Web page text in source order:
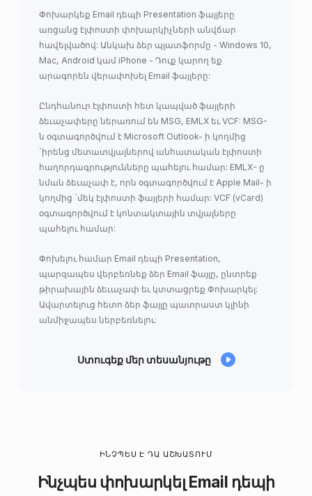
Փոխարկեք Email դեպի Presentation ֆայլերը
առցանց էլփոստի փոխարկիչների անվճար
հավելվածով: Անկախ ձեր պլատֆորմը - Windows 10,
Mac, Android կամ iPhone - Դուք կարող եք
արագորեն վերափոխել Email ֆայլերը:
Ընդհանուր էլփոստի հետ կապված ֆայլերի
ձեւաչափերը ներառում են MSG, EMLX եւ VCF: MSG-
ն օգտագործվում է Microsoft Outlook- ի կողմից
`իրենց մետատվյալներով անհատական ​​էլփոստի
հաղորդագրությունները պահելու համար: EMLX- ը
նման ձեւաչափ է, որն օգտագործվում է Apple Mail- ի
կողմից `մեկ էլփոստի ֆայլերի համար: VCF (vCard)
օգտագործվում է կոնտակտային տվյալները
պահելու համար:
Փոխելու համար Email դեպի Presentation,
պարզապես վերբեռնեք ձեր Email ֆայլը, ընտրեք
թիրախային ձեւաչափ եւ կտտացրեք Փոխարկել:
Ավարտելուց հետո ձեր ֆայլը պատրաստ կլինի
անմիջապես ներբեռնելու:
Ստուգեք մեր տեսանյութը
ԻՆՉՊԵՍ Է ԴԱ ԱՇԽԱՏՈՒՄ
Ինչպես փոխարկել Email դեպի